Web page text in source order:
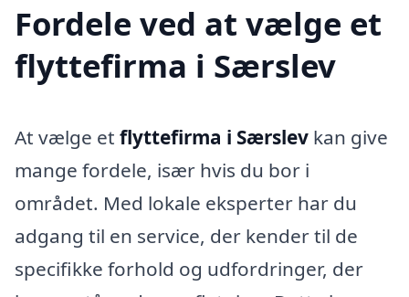
Fordele ved at vælge et
flyttefirma i Særslev
At vælge et flyttefirma i Særslev kan give
mange fordele, især hvis du bor i
området. Med lokale eksperter har du
adgang til en service, der kender til de
specifikke forhold og udfordringer, der